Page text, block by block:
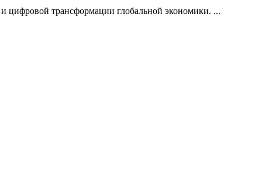
цифровой трансформации глобальной экономики. ...